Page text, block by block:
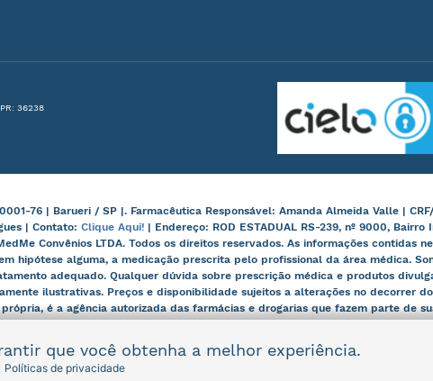
36238
0001-76 | Barueri / SP |. Farmacêutica Responsável: Amanda Almeida Valle |
| Contato: Clique Aqui! | Endereço: ROD ESTADUAL RS-239, nº 9000,
Convênios LTDA. Todos os direitos reservados. As informações contidas
hipótese alguma, a medicação prescrita pelo profissional da área médica.
adequado. Qualquer dúvida sobre prescrição médica e produtos
ilustrativas. Preços e disponibilidade sujeitos a alterações no decorrer
é a agência autorizada das farmácias e drogarias que fazem parte de
que você obtenha a melhor experiência.
Políticas de privacidade